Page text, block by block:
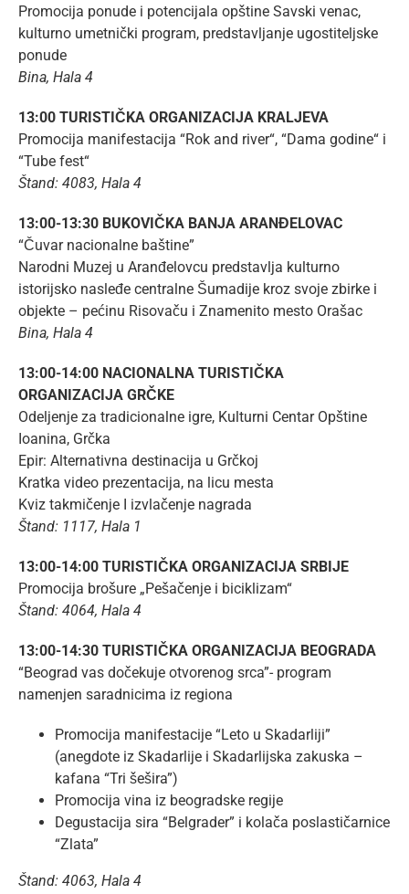
Promocija ponude i potencijala opštine Savski venac,
kulturno umetnički program, predstavljanje ugostiteljske
ponude
Bina, Hala 4
13:00 TURISTIČKA ORGANIZACIJA KRALJEVA
Promocija manifestacija “Rok and river“, “Dama godine“ i
“Tube fest“
Štand: 4083, Hala 4
13:00-13:30 BUKOVIČKA BANJA ARANĐELOVAC
“Čuvar nacionalne baštine”
Narodni Muzej u Aranđelovcu predstavlja kulturno
istorijsko nasleđe centralne Šumadije kroz svoje zbirke i
objekte – pećinu Risovaču i Znamenito mesto Orašac
Bina, Hala 4
13:00-14:00 NACIONALNA TURISTIČKA
ORGANIZACIJA GRČKE
Odeljenje za tradicionalne igre, Kulturni Centar Opštine
Ioanina, Grčka
Epir: Alternativna destinacija u Grčkoj
Kratka video prezentacija, na licu mesta
Kviz takmičenje I izvlačenje nagrada
Štand: 1117, Hala 1
13:00-14:00 TURISTIČKA ORGANIZACIJA SRBIJE
Promocija brošure „Pešačenje i biciklizam“
Štand: 4064, Hala 4
13:00-14:30 TURISTIČKA ORGANIZACIJA BEOGRADA
“Beograd vas dočekuje otvorenog srca”- program
namenjen saradnicima iz regiona
Promocija manifestacije “Leto u Skadarliji”
(anegdote iz Skadarlije i Skadarlijska zakuska –
kafana “Tri šešira”)
Promocija vina iz beogradske regije
Degustacija sira “Belgrader” i kolača poslastičarnice
“Zlata”
Štand: 4063, Hala 4